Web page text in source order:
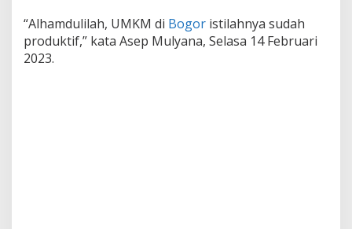
“Alhamdulilah, UMKM di Bogor istilahnya sudah
produktif,” kata Asep Mulyana, Selasa 14 Februari
2023.